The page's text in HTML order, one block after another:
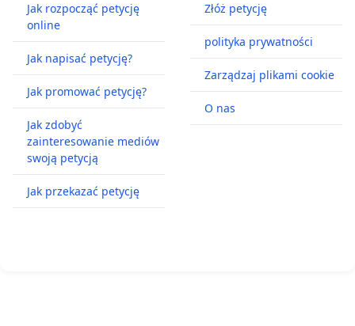
Jak rozpocząć petycję
online
Jak napisać petycję?
Jak promować petycję?
Jak zdobyć
zainteresowanie mediów
swoją petycją
Jak przekazać petycję
Złóż petycję
polityka prywatności
Zarządzaj plikami cookie
O nas